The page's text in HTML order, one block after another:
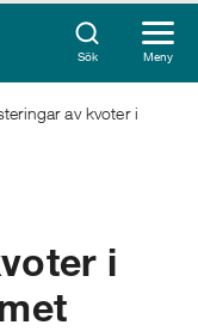
Sök Meny
av kvoter i
i